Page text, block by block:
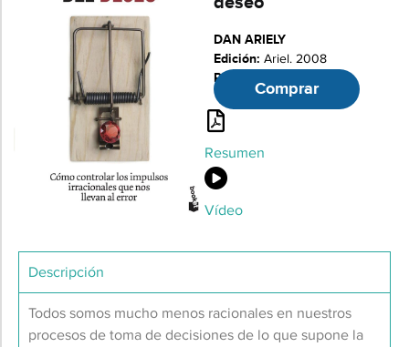
DAN ARIELY
Edición: Ariel. 2008
Páginas:Comprar
Resumen
Vídeo
Descripción
Todos somos mucho menos racionales en nuestros
procesos de toma de decisiones de lo que supone la